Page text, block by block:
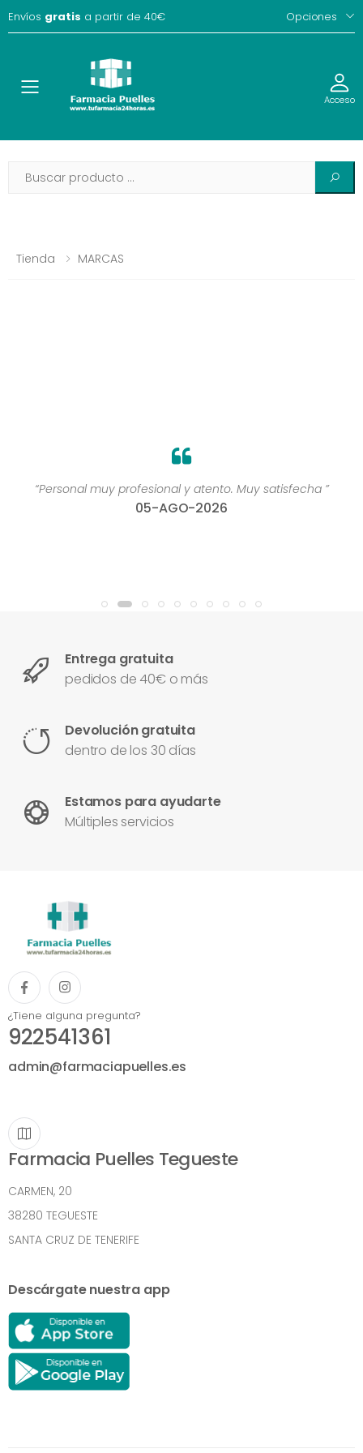
Envíos gratis a partir de 40€ Opciones
Toggle Acceso
Tienda MARCAS
“Personal muy profesional y atento. Muy satisfecha ”
05-AGO-2026
Entrega gratuita
pedidos de 40€ o más
Devolución gratuita
dentro de los 30 días
Estamos para ayudarte
Múltiples servicios
¿Tiene alguna pregunta?
922541361
admin@farmaciapuelles.es
Farmacia Puelles Tegueste
CARMEN, 20
38280 TEGUESTE
SANTA CRUZ DE TENERIFE
Descárgate nuestra app